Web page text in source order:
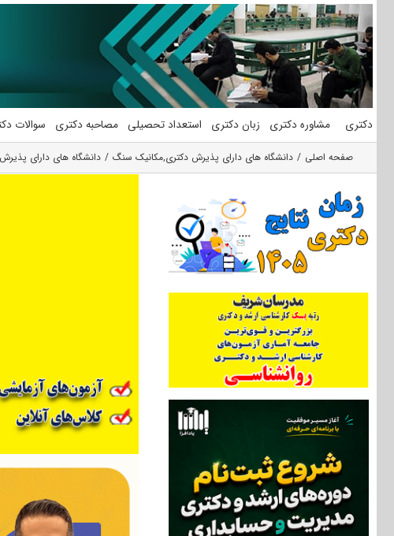
محتوا
دکتری مشاوره دکتری زبان دکتری استعداد تحصیلی مصاحبه دکتری سوالات
صفحه اصلی دانشگاه های دارای پذیرش دکتری,مکانیک سنگ دانشگاه های دارای